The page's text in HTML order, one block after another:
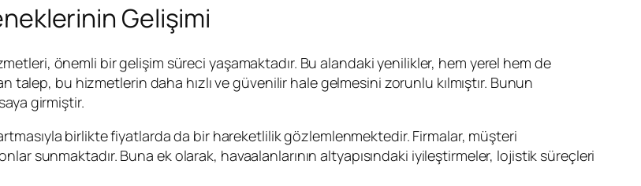
Gelişimi
önemli bir gelişim süreci yaşamaktadır. Bu alandaki yenilikler, hem yerel hem de
talep, bu hizmetlerin daha hızlı ve güvenilir hale gelmesini zorunlu kılmıştır. Bunun
girmiştir.
birlikte fiyatlarda da bir hareketlilik gözlemlenmektedir. Firmalar, müşteri
sunmaktadır. Buna ek olarak, havaalanlarının altyapısındaki iyileştirmeler, lojistik süreçleri